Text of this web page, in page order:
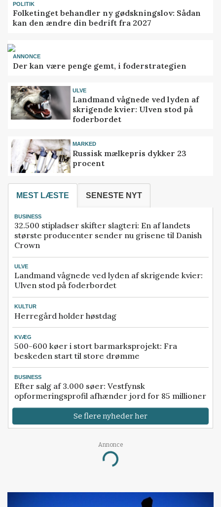
POLITIK
Folketinget behandler ny gødskningslov: Sådan
kan den ændre din bedrift fra 2027
ANNONCE
Der kan være penge gemt, i foderstrategien
ULVE
Landmand vågnede ved lyden af
skrigende kvier: Ulven stod på
foderbordet
MARKED
Russisk mælkepris dykker 23
procent
MEST LÆSTE SENESTE NYT
BUSINESS
32.500 stipladser skifter slagteri: En af landets
største producenter sender nu grisene til Danish
Crown
ULVE
Landmand vågnede ved lyden af skrigende kvier:
Ulven stod på foderbordet
KULTUR
Herregård holder høstdag
KVÆG
500-600 køer i stort barmarksprojekt: Fra
beskeden start til store drømme
BUSINESS
Efter salg af 3.000 søer: Vestfynsk
opformeringsprofil afhænder jord for 85 millioner
Se flere nyheder her
Annonce
Loading...